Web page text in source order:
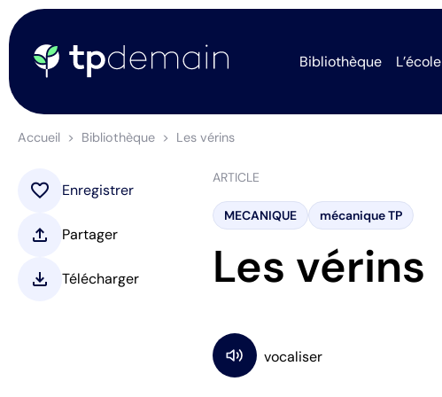
Bibliothèque L’école
Accueil Bibliothèque Les vérins
ARTICLE
MECANIQUE mécanique TP
Les vérins
favorite Enregistrer
upload Partager
download Télécharger